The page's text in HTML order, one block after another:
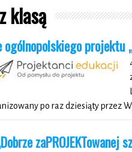
klasą
ogólnopolskiego projektu
po raz dziesiąty przez
zaPROJEKTowanej